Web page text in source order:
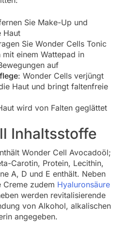
Sie Make-Up und
Haut
Sie Wonder Cells Tonic
einem Wattepad in
auf
: Wonder Cells verjüngt
Haut und bringt faltenfreie
wird von Falten geglättet
Inhaltsstoffe
Wonder Cell Avocadoöl;
Carotin, Protein, Lecithin,
A, D und E enthält. Neben
zudem Hyaluronsäure
werden revitalisierende
von Alkohol, alkalischen
angegeben.